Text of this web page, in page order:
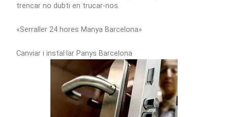
trencar no dubti en trucar-nos.
«Serraller 24 hores Manya Barcelona»
Canviar i instal·lar Panys Barcelona